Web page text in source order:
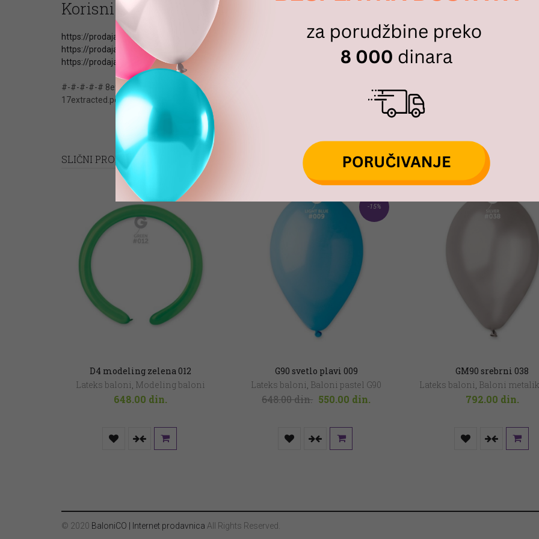
Korisni članci
https://prodajabalona.rs/oznake-boja-balona/
https://prodajabalona.rs/potrebna-kolicina-helijuma-za-duvanje-balona/
https://prodajabalona.rs/velicine-i-oznake-balona/
#-#-#-#-# 8extracted.pot (PACKAGE VERSION) #-#-#-#-# #-#-#-#-# 16extracted.pot (PACKAGE VERSION) #-#-#-#-# #-#-
17extracted.pot (PACKAGE VERSION) #-#-#-#-#
latte,mlecna
SLIČNI PROIZVODI
D4 modeling zelena 012
Lateks baloni, Modeling baloni
648.00 din.
-15%
G90 svetlo plavi 009
Lateks baloni, Baloni pastel G90
648.00din. Original
648.00 din..
550.00 din.
GM90 srebrni 038
Lateks baloni, Baloni
792.00 din.
© 2020 BaloniCO | Internet prodavnica All Rights Reserved.